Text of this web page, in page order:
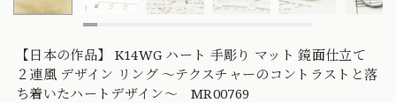
【日本の作品】 K14WG ハート 手彫り マット 鏡面仕立て
２連風 デザイン リング 〜テクスチャーのコントラストと落
ち着いたハートデザイン〜 MR00769